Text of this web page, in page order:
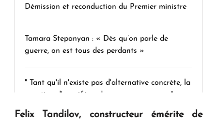
Démission et reconduction du Premier ministre
Tamara Stepanyan : « Dès qu’on parle de
guerre, on est tous des perdants »
" Tant qu'il n'existe pas d'alternative concrète, la
question d'un référendum ne se pose pas. "
Felix Tandilov, constructeur émérite de